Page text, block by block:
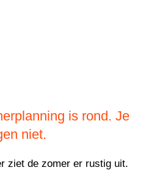
is rond. Je
niet.
ziet de zomer er rustig uit.